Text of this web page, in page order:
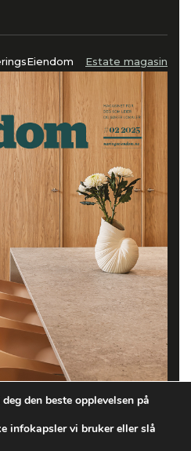
Estate magasin
den beste opplevelsen på
infokapsler vi bruker eller slå